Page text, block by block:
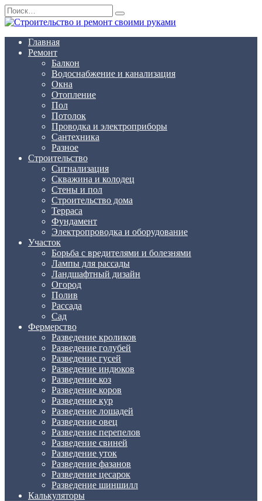
Перейти
к
содержанию
Search
for:
Главная
Ремонт
Балкон
Водоснабжение и канализация
Окна
Отопление
Пол
Потолок
Проводка и электроприборы
Сантехника
Разное
Строительство
Сигнализация
Скважина и колодец
Стены и пол
Строительство дома
Терраса
Фундамент
Электропроводка и оборудование
Участок
Борьба с вредителями и болезнями
Лампы для рассады
Ландшафтный дизайн
Огород
Полив
Рассада
Сад
Фермерство
Разведение кроликов
Разведение голубей
Разведение гусей
Разведение индюков
Разведение коз
Разведение коров
Разведение кур
Разведение лошадей
Разведение овец
Разведение перепелов
Разведение свиней
Разведение уток
Разведение фазанов
Разведение цесарок
Разведение шиншилл
Калькуляторы